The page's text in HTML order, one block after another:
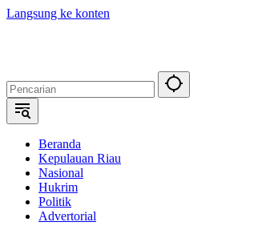
Langsung ke konten
Beranda
Kepulauan Riau
Nasional
Hukrim
Politik
Advertorial